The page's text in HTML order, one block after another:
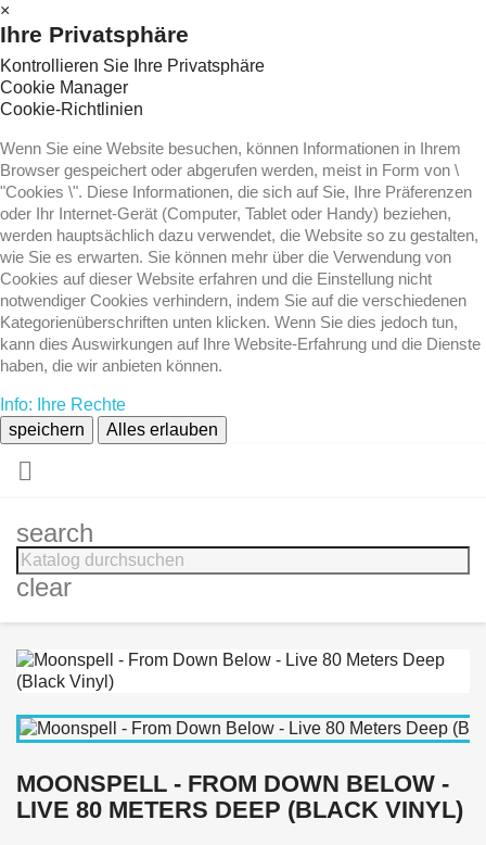
×
Ihre Privatsphäre
Kontrollieren Sie Ihre Privatsphäre
Cookie Manager
Cookie-Richtlinien
Wenn Sie eine Website besuchen, können Informationen in Ihrem
Browser gespeichert oder abgerufen werden, meist in Form von \
"Cookies \". Diese Informationen, die sich auf Sie, Ihre Präferenzen
oder Ihr Internet-Gerät (Computer, Tablet oder Handy) beziehen,
werden hauptsächlich dazu verwendet, die Website so zu gestalten,
wie Sie es erwarten. Sie können mehr über die Verwendung von
Cookies auf dieser Website erfahren und die Einstellung nicht
notwendiger Cookies verhindern, indem Sie auf die verschiedenen
Kategorienüberschriften unten klicken. Wenn Sie dies jedoch tun,
kann dies Auswirkungen auf Ihre Website-Erfahrung und die Dienste
haben, die wir anbieten können.
Info: Ihre Rechte
speichern
Alles erlauben

search
clear
MOONSPELL - FROM DOWN BELOW -
LIVE 80 METERS DEEP (BLACK VINYL)